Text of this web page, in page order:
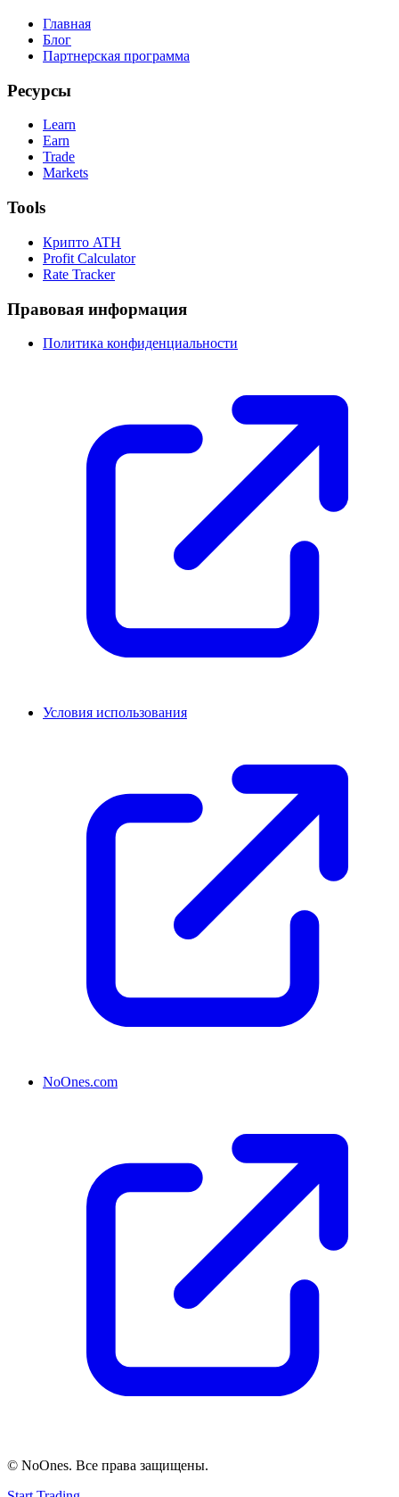
Главная
Блог
Партнерская программа
Ресурсы
Learn
Earn
Trade
Markets
Tools
Крипто ATH
Profit Calculator
Rate Tracker
Правовая информация
Политика конфиденциальности
Условия использования
NoOnes.com
© NoOnes. Все права защищены.